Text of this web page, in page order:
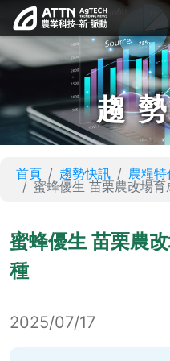
趨
首頁 趨勢快訊
農糧特
蜜蜂優生 苗栗農改場
蜜蜂優生 苗栗農
種
2025/07/17